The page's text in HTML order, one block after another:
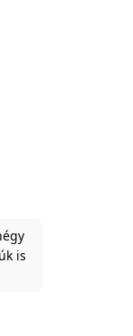
is